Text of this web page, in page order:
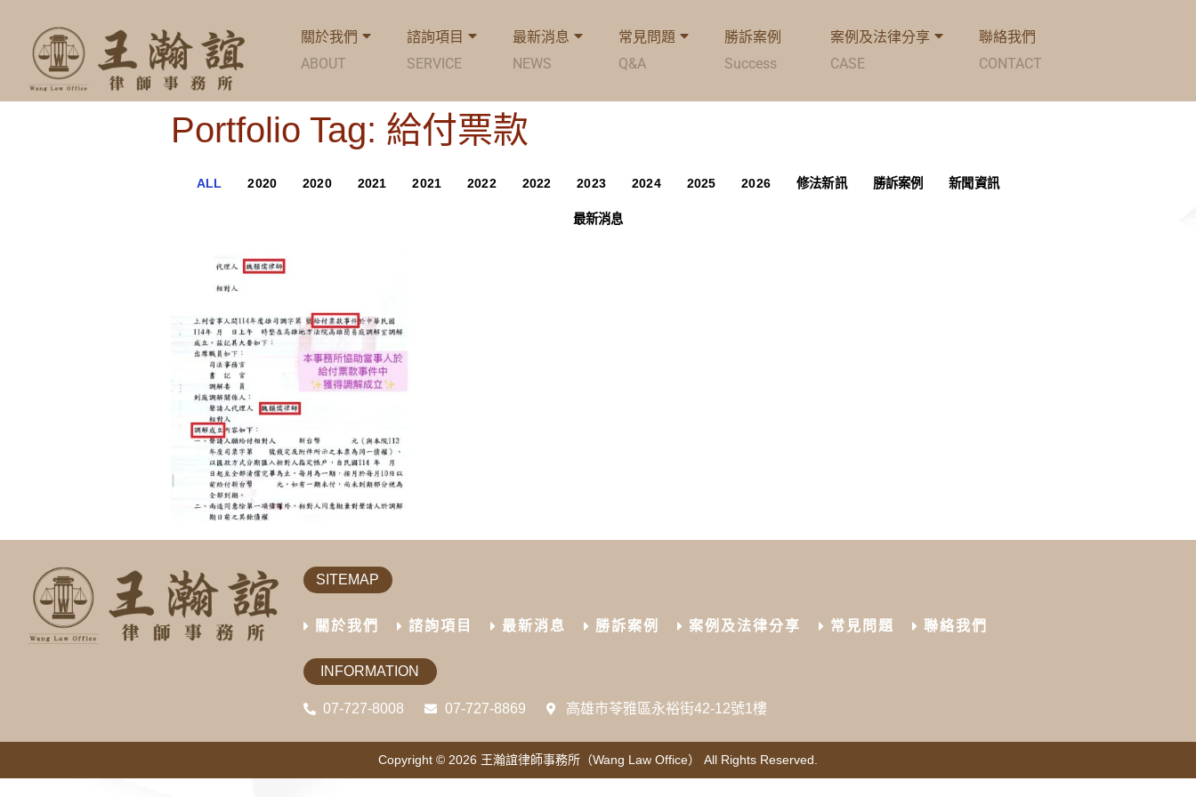
關於我們
ABOUT
諮詢項目
SERVICE
最新消息
NEWS
常見問題
Q&A
勝訴案例
Success
案例及法律分享
CASE
聯絡我們
CONTACT
Portfolio Tag: 給付票款
ALL 2020 2020 2021 2021 2022 2022 2023 2024 2025 2026 修法新訊 勝訴案例 新聞資訊
最新消息
SITEMAP
關於我們 諮詢項目 最新消息 勝訴案例 案例及法律分享 常見問題 聯絡我們
INFORMATION
07-727-8008 07-727-8869 高雄市苓雅區永裕街42-12號1樓
Copyright © 2026 王瀚誼律師事務所（Wang Law Office） All Rights Reserved.